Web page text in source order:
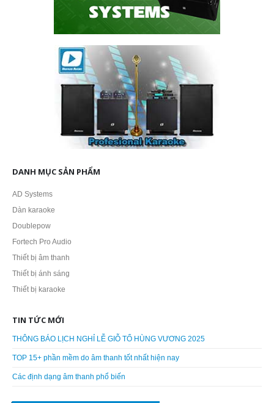
DANH MỤC SẢN PHẨM
AD Systems
Dàn karaoke
Doublepow
Fortech Pro Audio
Thiết bị âm thanh
Thiết bị ánh sáng
Thiết bị karaoke
TIN TỨC MỚI
THÔNG BÁO LỊCH NGHỈ LỄ GIỖ TỔ HÙNG VƯƠNG 2025
TOP 15+ phần mềm do âm thanh tốt nhất hiện nay
Các định dạng âm thanh phổ biến